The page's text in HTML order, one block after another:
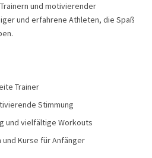
und motivierender
und erfahrene Athleten, die Spaß
Trainer
Stimmung
und vielfältige Workouts
Kurse für Anfänger